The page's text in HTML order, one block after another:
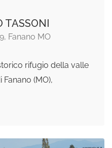
TASSONI
Fanano MO
rifugio della valle
(MO),